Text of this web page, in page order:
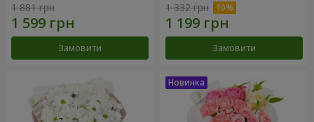
1 881 грн
Замовити
1 332 грн
Замовити